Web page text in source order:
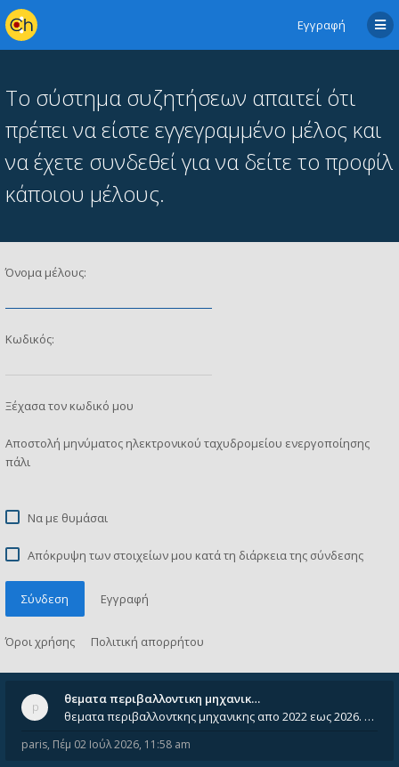
Εγγραφή
Το σύστημα συζητήσεων απαιτεί ότι
πρέπει να είστε εγγεγραμμένο μέλος και
να έχετε συνδεθεί για να δείτε το προφίλ
κάποιου μέλους.
Όνομα μέλους:
Κωδικός:
Ξέχασα τον κωδικό μου
Αποστολή μηνύματος ηλεκτρονικού ταχυδρομείου ενεργοποίησης
πάλι
Να με θυμάσαι
Απόκρυψη των στοιχείων μου κατά τη διάρκεια της σύνδεσης
Σύνδεση Εγγραφή
Όροι χρήσης Πολιτική απορρήτου
θεματα περιβαλλοντικη μηχανικ…
θεματα περιβαλλοντκης μηχανικης απο 2022 εως 2026. Δεν ειναι μεσα του Σεπτεμβιου του 2025. Αν τα εχει καποιος ας τα ανε
paris, Πέμ 02 Ιούλ 2026, 11:58 am